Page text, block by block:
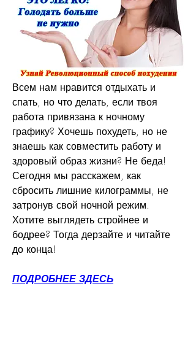
Всем нам нравится отдыхать и
спать, но что делать, если твоя
работа привязана к ночному
графику? Хочешь похудеть, но не
знаешь как совместить работу и
здоровый образ жизни? Не беда!
Сегодня мы расскажем, как
сбросить лишние килограммы, не
затронув свой ночной режим.
Хотите выглядеть стройнее и
бодрее? Тогда дерзайте и читайте
до конца!
ПОДРОБНЕЕ ЗДЕСЬ